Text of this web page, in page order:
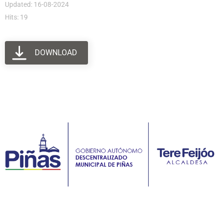
Updated: 16-08-2024
Hits: 19
DOWNLOAD